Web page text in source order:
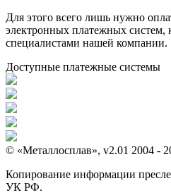
Для этого всего лишь нужно
электронных платежных систем,
специалистами нашей компании.
Доступные платежные системы
© «Металлосплав», v2.01 2004 -
Копирование информации
УК РФ.